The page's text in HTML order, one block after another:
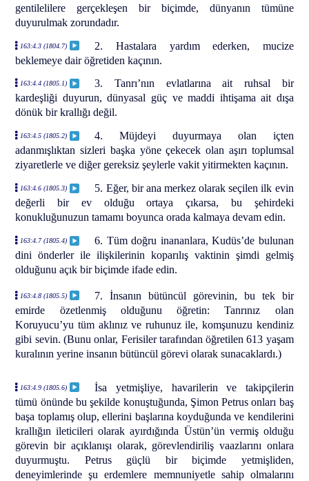
gentilelilere gerçekleşen bir biçimde, dünyanın tümüne
duyurulmak zorundadır.
163:4.3 (1804.7)
2. Hastalara yardım ederken, mucize
beklemeye dair öğretiden kaçının.
163:4.4 (1805.1)
3. Tanrı’nın evlatlarına ait ruhsal bir
kardeşliği duyurun, dünyasal güç ve maddi ihtişama ait dışa
dönük bir krallığı değil.
163:4.5 (1805.2)
4. Müjdeyi duyurmaya olan içten
adanmışlıktan sizleri başka yöne çekecek olan aşırı toplumsal
ziyaretlerle ve diğer gereksiz şeylerle vakit yitirmekten kaçının.
163:4.6 (1805.3)
5. Eğer, bir ana merkez olarak seçilen ilk evin
değerli bir ev olduğu ortaya çıkarsa, bu şehirdeki
konukluğunuzun tamamı boyunca orada kalmaya devam edin.
163:4.7 (1805.4)
6. Tüm doğru inananlara, Kudüs’de bulunan
dini önderler ile ilişkilerinin koparılış vaktinin şimdi gelmiş
olduğunu açık bir biçimde ifade edin.
163:4.8 (1805.5)
7. İnsanın bütüncül görevinin, bu tek bir
emirde özetlenmiş olduğunu öğretin: Tanrınız olan
Koruyucu’yu tüm aklınız ve ruhunuz ile, komşunuzu kendiniz
gibi sevin. (Bunu onlar, Ferisiler tarafından öğretilen 613 yaşam
kuralının yerine insanın bütüncül görevi olarak sunacaklardı.)
163:4.9 (1805.6)
İsa yetmişliye, havarilerin ve takipçilerin
tümü önünde bu şekilde konuştuğunda, Şimon Petrus onları baş
başa toplamış olup, ellerini başlarına koyduğunda ve kendilerini
krallığın ileticileri olarak ayırdığında Üstün’ün vermiş olduğu
görevin bir açıklanışı olarak, görevlendiriliş vaazlarını onlara
duyurmuştu. Petrus güçlü bir biçimde yetmişliden,
deneyimlerinde şu erdemlere memnuniyetle sahip olmalarını